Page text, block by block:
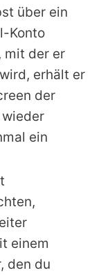
über ein
Konto
mit der er
erhält er
der
wieder
ein
einem
den du